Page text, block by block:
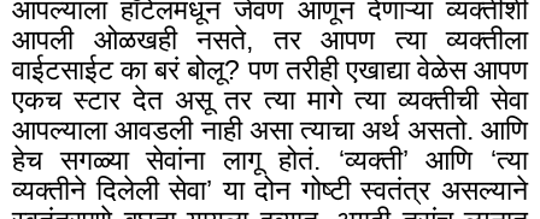
आपल्याला हॉटेलमधून जेवण आणून देणाऱ्या व्यक्तीशी
आपली ओळखही नसते, तर आपण त्या व्यक्तीला
वाईटसाईट का बरं बोलू? पण तरीही एखाद्या वेळेस आपण
एकच स्टार देत असू तर त्या मागे त्या व्यक्तीची सेवा
आपल्याला आवडली नाही असा त्याचा अर्थ असतो. आणि
हेच सगळ्या सेवांना लागू होतं. ‘व्यक्ती’ आणि ‘त्या
व्यक्तीने दिलेली सेवा’ या दोन गोष्टी स्वतंत्र असल्याने